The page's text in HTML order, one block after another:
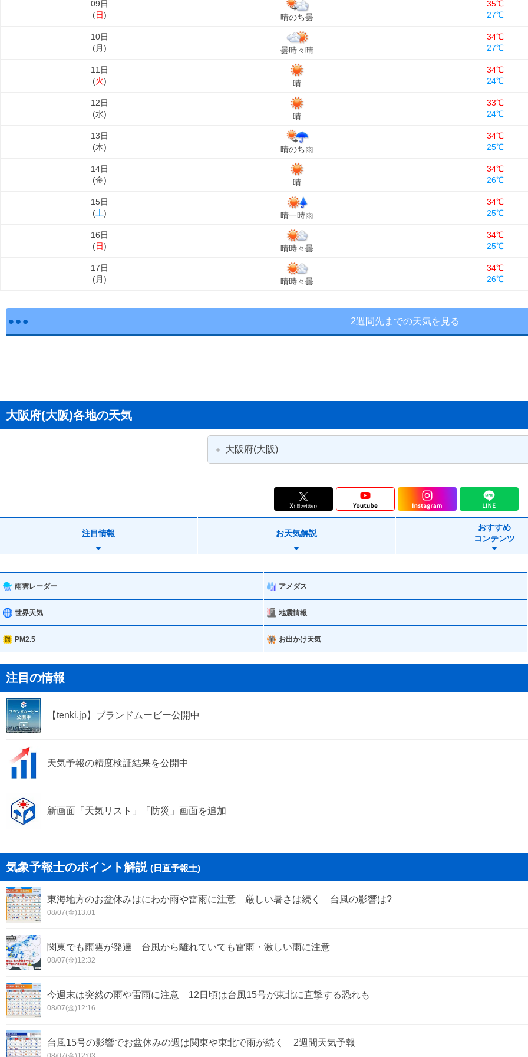
09日
(日) 晴のち曇
35℃
27℃
10日
(月) 曇時々晴
34℃
27℃
11日
(火) 晴
34℃
24℃
12日
(水) 晴
33℃
24℃
13日
(木) 晴のち雨
34℃
25℃
14日
(金) 晴
34℃
26℃
15日
(土) 晴一時雨
34℃
25℃
16日
(日) 晴時々曇
34℃
25℃
17日
(月) 晴時々曇
34℃
26℃
2週間先までの天気を見る
大阪府(大阪)各地の天気
大阪府(大阪)
大阪市此花区
大阪市城東区 大阪市阿倍野区
堺市美原区
吹田市
注目情報 お天気解説
おすすめ
コンテンツ
雨雲レーダー アメダス
世界天気 地震情報
PM2.5 お出かけ天気
注目の情報
【tenki.jp】ブランドムービー公開中
天気予報の精度検証結果を公開中
新画面「天気リスト」「防災」画面を追加
気象予報士のポイント解説 (日直予報士)
東海地方のお盆休みはにわか雨や雷雨に注意 厳しい暑さは続く 台風の影響は?
08/07(金)13:01
関東でも雨雲が発達 台風から離れていても雷雨・激しい雨に注意
08/07(金)12:32
今週末は突然の雨や雷雨に注意 12日頃は台風15号が東北に直撃する恐れも
08/07(金)12:16
台風15号の影響でお盆休みの週は関東や東北で雨が続く 2週間天気予報